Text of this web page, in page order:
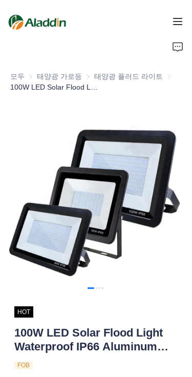
모두 태양광 가로등 태양광 가로등
태양광 플러드 라이트
태양광
HOT
100W LED Solar Flood Light
Waterproof IP66 Aluminum
Alloy Body with Sensor for
FOB
회사 소개